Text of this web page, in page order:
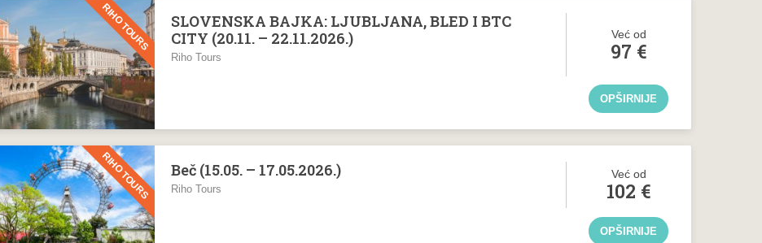
RIHO TOURS
SLOVENSKA BAJKA: LJUBLJANA, BLED I BTC
CITY (20.11. – 22.11.2026.)
Riho Tours
Već od
97 €
OPŠIRNIJE
RIHO TOURS Beč (15.05. – 17.05.2026.)
Riho Tours
Već od
102 €
OPŠIRNIJE